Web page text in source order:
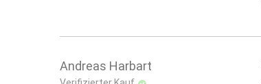
Andreas Harbart